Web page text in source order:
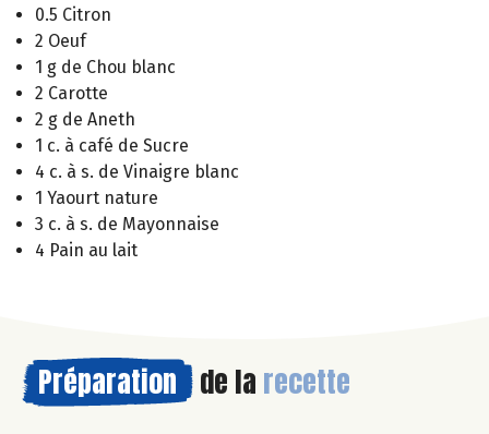
0.5 Citron
2 Oeuf
1 g de Chou blanc
2 Carotte
2 g de Aneth
1 c. à café de Sucre
4 c. à s. de Vinaigre blanc
1 Yaourt nature
3 c. à s. de Mayonnaise
4 Pain au lait
Préparation de la recette